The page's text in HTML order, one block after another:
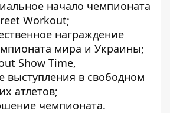
начало чемпионата
Workout;
награждение
мира и Украины;
Show Time,
выступления в свободном
атлетов;
чемпионата.